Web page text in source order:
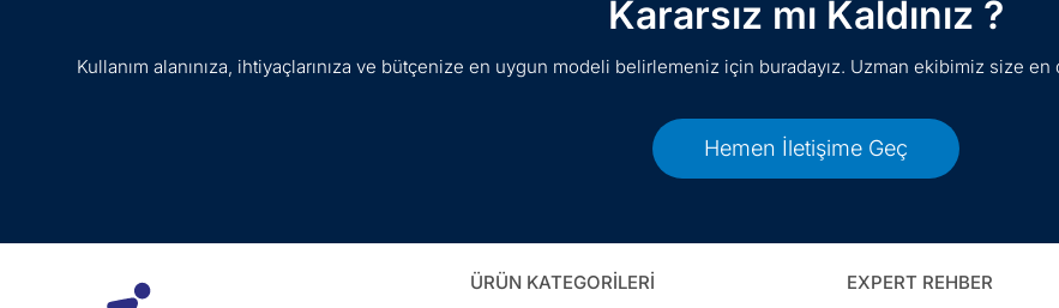
Kararsız mı Kaldınız ?
Kullanım alanınıza, ihtiyaçlarınıza ve bütçenize en uygun modeli belirlemeniz için buradayız. Uzman ekibimiz size
Hemen İletişime Geç
ÜRÜN KATEGORİLERİ EXPERT REHBER